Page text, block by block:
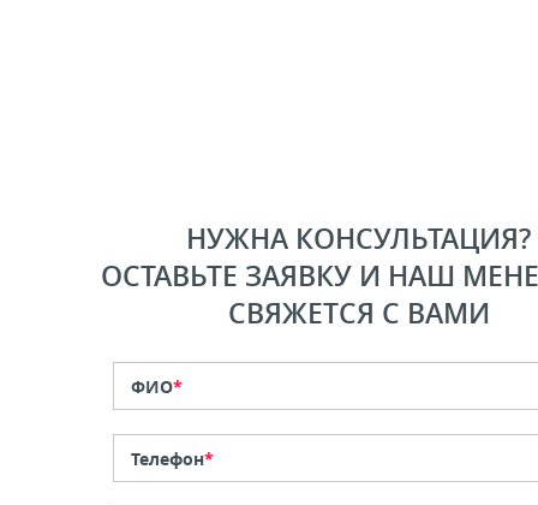
НУЖНА КОНСУЛЬТАЦИЯ?
ОСТАВЬТЕ ЗАЯВКУ И НАШ
СВЯЖЕТСЯ С ВАМИ
ФИО*
Телефон*